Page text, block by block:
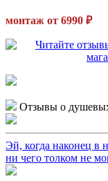
монтаж от 6990 ₽
Отзывы о
Эй, когда наконец в
ни чего толком не